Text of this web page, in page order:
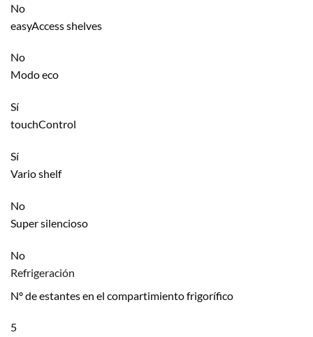
No
easyAccess shelves
No
Modo eco
Sí
touchControl
Sí
Vario shelf
No
Super silencioso
No
Refrigeración
Nº de estantes en el compartimiento frigorífico
5